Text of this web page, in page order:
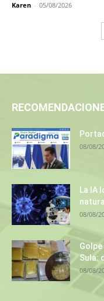
Karen - 05/08/2026
08/08/
La IA
08/08/
Golpe
Sula:
08/08/